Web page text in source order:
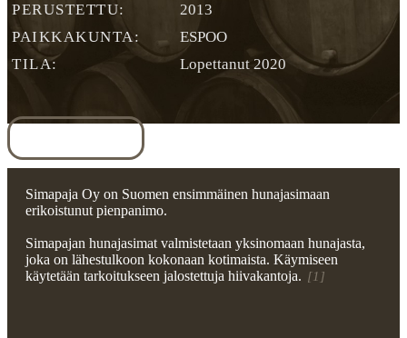
PERUSTETTU
2013
PAIKKAKUNTA
ESPOO
TILA
Lopettanut 2020
Simapaja Oy on Suomen ensimmäinen hunajasimaan
erikoistunut pienpanimo.
Simapajan hunajasimat valmistetaan yksinomaan hunajasta,
joka on lähestulkoon kokonaan kotimaista. Käymiseen
käytetään tarkoitukseen jalostettuja hiivakantoja. [1]